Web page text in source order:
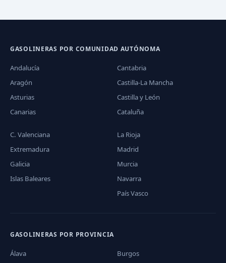
GASOLINERAS POR COMUNIDAD AUTÓNOMA
Andalucía
Aragón
Asturias
Canarias
Cantabria
Castilla-La Mancha
Castilla y León
Cataluña
C. Valenciana
Extremadura
Galicia
Islas Baleares
La Rioja
Madrid
Murcia
Navarra
País Vasco
GASOLINERAS POR PROVINCIA
Álava
Burgos